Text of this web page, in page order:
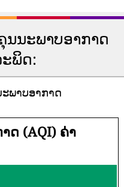
ນະພາບອາກາດ
ພິດ:
ພາບອາກາດ
ດ (AQI) ຄ່າ